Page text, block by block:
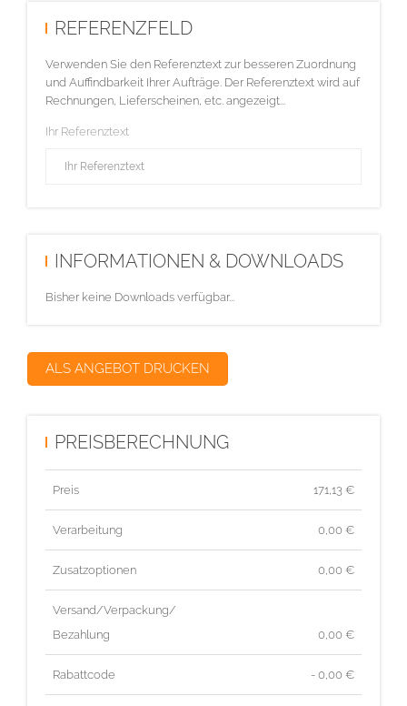
REFERENZFELD
Verwenden Sie den Referenztext zur besseren Zuordnung
und Auffindbarkeit Ihrer Aufträge. Der Referenztext wird auf
Rechnungen, Lieferscheinen, etc. angezeigt...
Ihr Referenztext
INFORMATIONEN & DOWNLOADS
Bisher keine Downloads verfügbar...
ALS ANGEBOT DRUCKEN
PREISBERECHNUNG
Preis 171,13 €
Verarbeitung 0,00 €
Zusatzoptionen 0,00 €
Versand/Verpackung/
Bezahlung
0,00 €
Rabattcode - 0,00 €